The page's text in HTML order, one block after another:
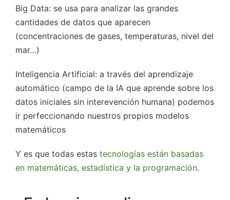
Big Data: se usa para analizar las grandes
cantidades de datos que aparecen
(concentraciones de gases, temperaturas, nivel del
mar…)
Inteligencia Artificial: a través del aprendizaje
automático (campo de la IA que aprende sobre los
datos iniciales sin interevención humana) podemos
ir perfeccionando nuestros propios modelos
matemáticos
Y es que todas estas tecnologías están basadas
en matemáticas, estadística y la programación.